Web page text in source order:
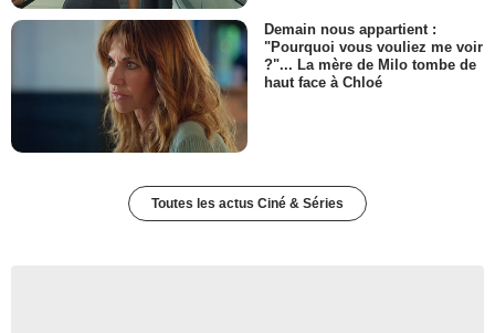
Demain nous appartient :
"Pourquoi vous vouliez me voir
?"... La mère de Milo tombe de
haut face à Chloé
Toutes les actus Ciné & Séries